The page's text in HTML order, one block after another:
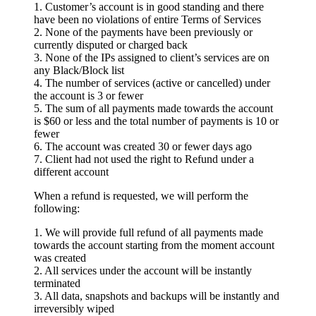
1. Customer’s account is in good standing and there
have been no violations of entire Terms of Services
2. None of the payments have been previously or
currently disputed or charged back
3. None of the IPs assigned to client’s services are on
any Black/Block list
4. The number of services (active or cancelled) under
the account is 3 or fewer
5. The sum of all payments made towards the account
is $60 or less and the total number of payments is 10 or
fewer
6. The account was created 30 or fewer days ago
7. Client had not used the right to Refund under a
different account
When a refund is requested, we will perform the
following:
1. We will provide full refund of all payments made
towards the account starting from the moment account
was created
2. All services under the account will be instantly
terminated
3. All data, snapshots and backups will be instantly and
irreversibly wiped